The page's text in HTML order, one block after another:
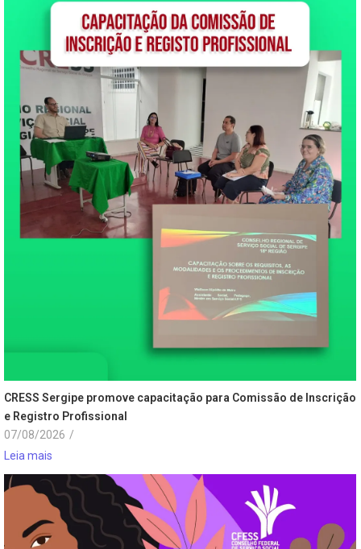
CRESS Sergipe promove capacitação para Comissão de Inscrição
e Registro Profissional
07/08/2026 /
Leia mais